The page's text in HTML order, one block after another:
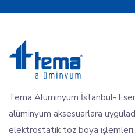
Tema Alüminyum İstanbul-
alüminyum aksesuarlara
elektrostatik toz boya